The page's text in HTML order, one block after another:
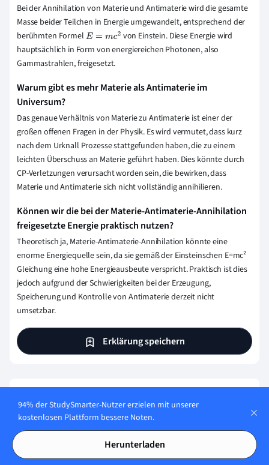
Bei der Annihilation von Materie und Antimaterie wird die gesamte
Masse beider Teilchen in Energie umgewandelt, entsprechend der
berühmten Formel E= mc 2
von Einstein. Diese Energie wird
hauptsächlich in Form von energiereichen Photonen, also
Gammastrahlen, freigesetzt.
Warum gibt es mehr Materie als Antimaterie im
Universum?
Das genaue Verhältnis von Materie zu Antimaterie ist einer der
großen offenen Fragen in der Physik. Es wird vermutet, dass kurz
nach dem Urknall Prozesse stattgefunden haben, die zu einem
leichten Überschuss an Materie geführt haben. Dies könnte durch
CP-Verletzungen verursacht worden sein, die bewirken, dass
Materie und Antimaterie sich nicht vollständig annihilieren.
Können wir die bei der Materie-Antimaterie-Annihilation
freigesetzte Energie praktisch nutzen?
Theoretisch ja, Materie-Antimaterie-Annihilation könnte eine
enorme Energiequelle sein, da sie gemäß der Einsteinschen E=mc²
Gleichung eine hohe Energieausbeute verspricht. Praktisch ist dies
jedoch aufgrund der Schwierigkeiten bei der Erzeugung,
Speicherung und Kontrolle von Antimaterie derzeit nicht
umsetzbar.
Erklärung speichern
Wie stellen wir sicher, dass unser Content
korrekt und vertrauenswürdig ist?
Bei StudySmarter haben wir eine Lernplattform geschaffen,
die Millionen von Studierende unterstützt. Lerne die
94% der StudySmarter-Nutzer erzielen mit unserer
kostenlosen Plattform bessere Noten.
Herunterladen